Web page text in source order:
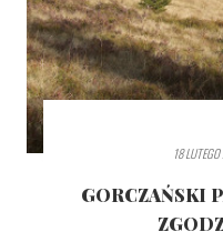
18
GORCZAŃSKI